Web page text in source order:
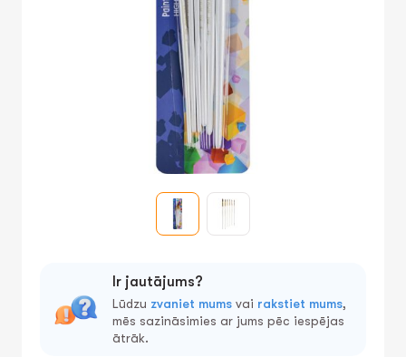
Ir jautājums?
Lūdzu zvaniet mums vai rakstiet mums,
mēs sazināsimies ar jums pēc iespējas
ātrāk.